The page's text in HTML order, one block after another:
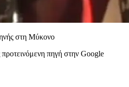
στη Μύκονο
πηγή στην Google